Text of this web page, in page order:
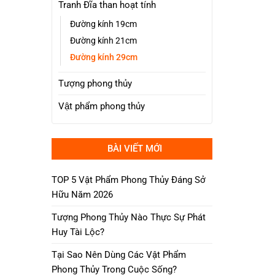
Tranh Đĩa than hoạt tính
Đường kính 19cm
Đường kính 21cm
Đường kính 29cm
Tượng phong thủy
Vật phẩm phong thủy
BÀI VIẾT MỚI
TOP 5 Vật Phẩm Phong Thủy Đáng Sở
Hữu Năm 2026
Tượng Phong Thủy Nào Thực Sự Phát
Huy Tài Lộc?
Tại Sao Nên Dùng Các Vật Phẩm
Phong Thủy Trong Cuộc Sống?